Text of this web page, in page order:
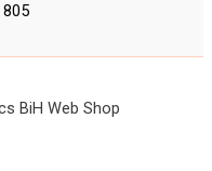
BiH Web Shop